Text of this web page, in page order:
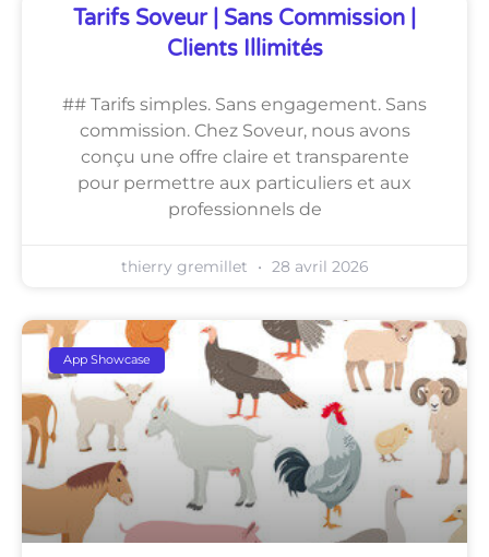
Tarifs Soveur | Sans Commission |
Clients Illimités
## Tarifs simples. Sans engagement. Sans
commission. Chez Soveur, nous avons
conçu une offre claire et transparente
pour permettre aux particuliers et aux
professionnels de
thierry gremillet 28 avril 2026
App Showcase